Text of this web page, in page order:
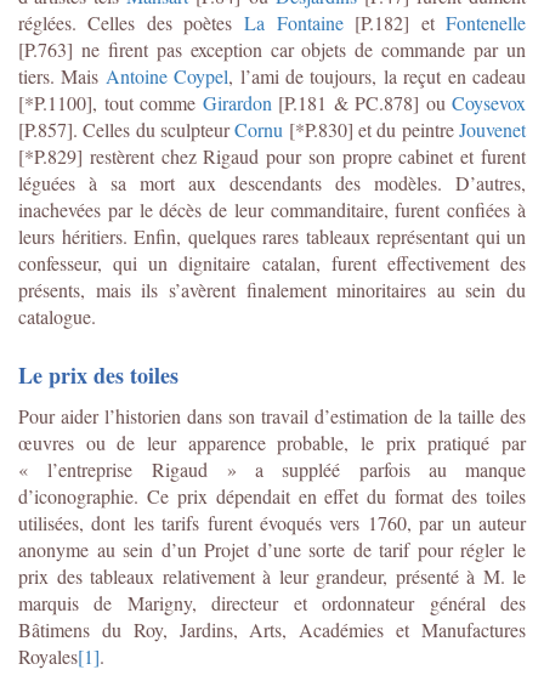
réglées. Celles des poètes La Fontaine[P.182] et Fontenelle
[P.763] ne firent pas exception car objets de commande par un
tiers. Mais Antoine Coypel, l’ami de toujours, la reçut en cadeau
[*P.1100], tout comme Girardon[P.181 & PC.878] ou Coysevox
[P.857]. Celles du sculpteurCornu [*P.830] et du peintreJouvenet
[*P.829] restèrent chez Rigaud pour son propre cabinet et furent
léguées à sa mort aux descendants des modèles. D’autres,
inachevées par le décès de leur commanditaire, furent confiées à
leurs héritiers. Enfin, quelques rares tableaux représentant qui un
confesseur, qui un dignitaire catalan, furent effectivement des
présents, mais ils s’avèrent finalement minoritaires au sein du
catalogue.
Le prix des toiles
Pour aider l’historien dans son travail d’estimation de la taille des
œuvres ou de leur apparence probable, le prix pratiqué par
« l’entreprise Rigaud » a suppléé parfois au manque
d’iconographie. Ce prix dépendait en effet du format des toiles
utilisées, dont les tarifs furent évoqués vers 1760, par un auteur
anonyme au sein d’un Projet d’une sorte de tarif pour régler le
prix des tableaux relativement à leur grandeur, présenté à M. le
marquis de Marigny, directeur et ordonnateur général des
Bâtimens du Roy, Jardins, Arts, Académies et Manufactures
Royales[1].